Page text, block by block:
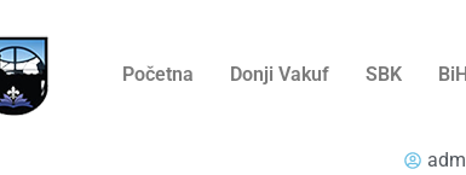
Početna Donji Vakuf SBK